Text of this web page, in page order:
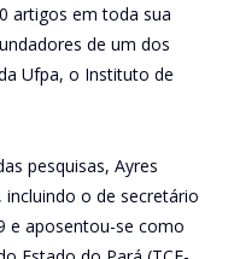
artigos em toda sua
de um dos
Ufpa, o Instituto de
pesquisas, Ayres
o de secretário
e aposentou-se como